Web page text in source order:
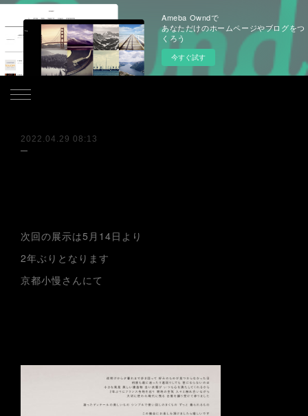
Ameba Owndで
あなただけのホームページやブログをつ
くろう
今すぐ試す
2022.04.29 08:13
次回の展示は5月14日より
2年ぶりとなります
京都小慢さんにて